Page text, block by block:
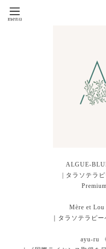
ALGUE-
| タラソテラ
Mère et Lou
｜タラソテラピ
ayu-ru